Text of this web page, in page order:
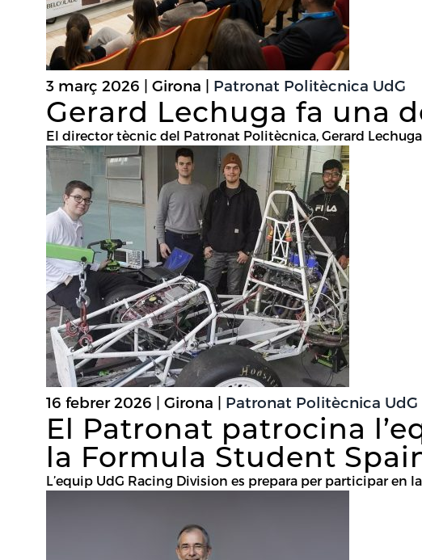
3 març 2026 | Girona | Patronat Politècnica UdG
Gerard Lechuga fa una
El director tècnic del Patronat Politècnica, Gerard
16 febrer 2026 | Girona | Patronat Politècnica UdG
El Patronat patrocina
la Formula Student
L’equip UdG Racing Division es prepara per participar